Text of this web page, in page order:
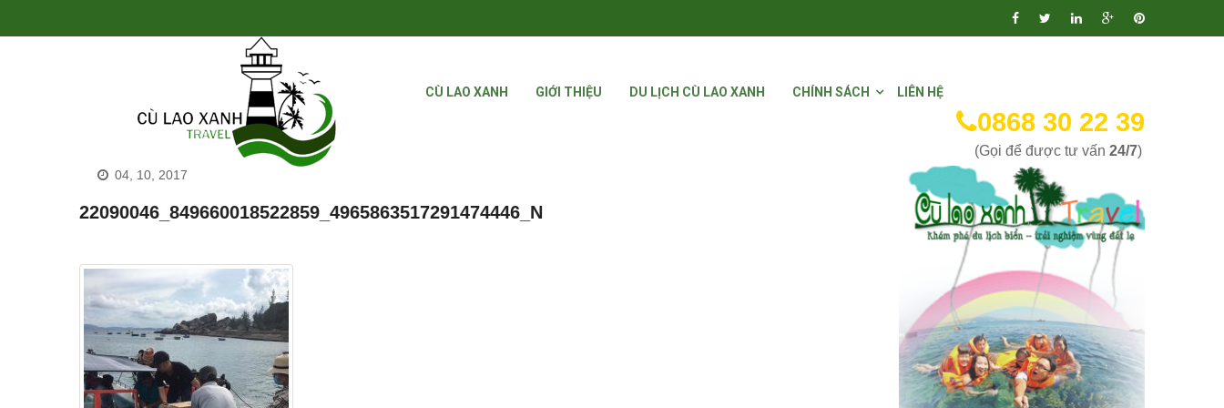
CÙ LAO XANH GIỚI THIỆU DU LỊCH CÙ LAO XANH CHÍNH SÁCH LIÊN HỆ
0868 30 22 39
(Gọi để được tư vấn 24/7)
04, 10, 2017
22090046_849660018522859_4965863517291474446_N